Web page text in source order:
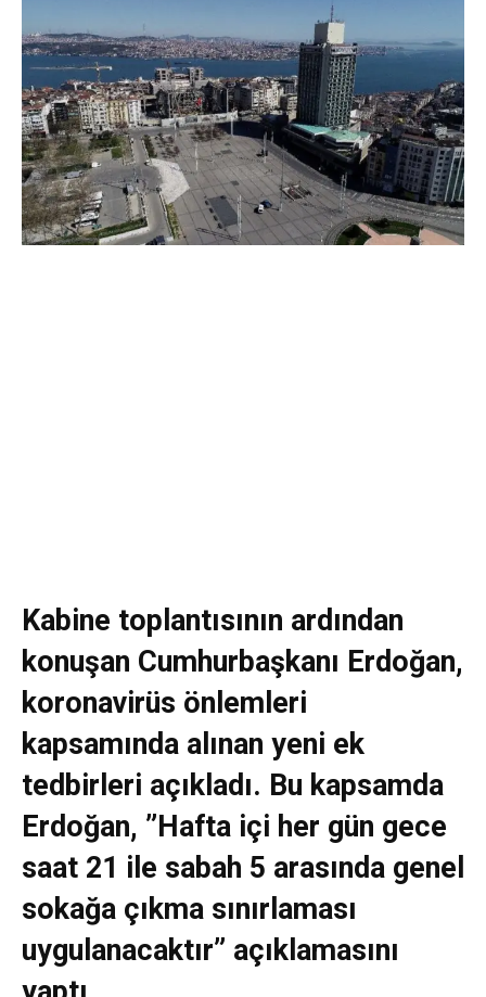
Kabine toplantısının ardından
konuşan Cumhurbaşkanı Erdoğan,
koronavirüs önlemleri
kapsamında alınan yeni ek
tedbirleri açıkladı. Bu kapsamda
Erdoğan, ”Hafta içi her gün gece
saat 21 ile sabah 5 arasında genel
sokağa çıkma sınırlaması
uygulanacaktır” açıklamasını